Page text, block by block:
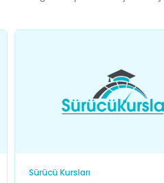
Sürücü Kursları